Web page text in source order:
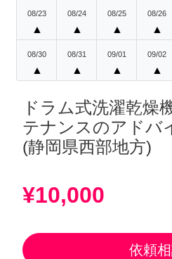
08/23
▲
08/24
▲
08/25
▲
08/26
▲
08/30
▲
08/31
▲
09/01
▲
09/02
▲
ドラム式洗濯乾燥
テナンスのアドバ
(静岡県西部地方)
¥10,000
依頼